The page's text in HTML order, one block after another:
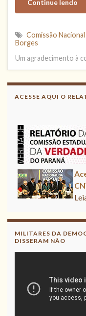
Continue lendo
Comissão
Borges
Um agradecimento à
ACESSE AQUI O
MILITARES DA
DISSERAM NÃO